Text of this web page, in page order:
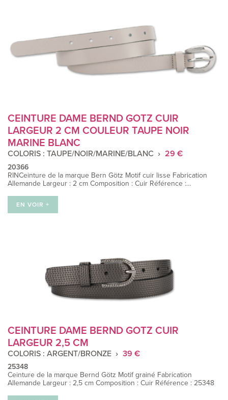
CEINTURE DAME BERND GOTZ CUIR
LARGEUR 2 CM COULEUR TAUPE NOIR
MARINE BLANC
COLORIS : TAUPE/NOIR/MARINE/BLANC 29 €
20366
RINCeinture de la marque Bern Götz Motif cuir lisse Fabrication
Allemande Largeur : 2 cm Composition : Cuir Référence :…
EN VOIR +
CEINTURE DAME BERND GOTZ CUIR
LARGEUR 2,5 CM
COLORIS : ARGENT/BRONZE 39 €
25348
Ceinture de la marque Bernd Götz Motif grainé Fabrication
Allemande Largeur : 2,5 cm Composition : Cuir Référence : 25348